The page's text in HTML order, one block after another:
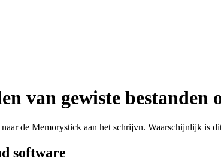
van gewiste bestanden
de Memorystick aan het schrijvn. Waarschijnlijk is
software